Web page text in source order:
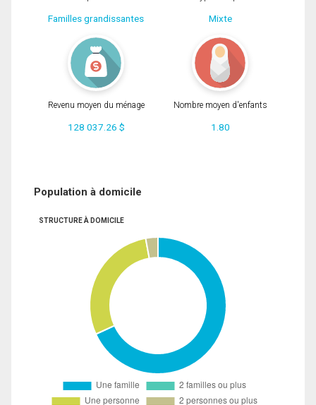
Familles grandissantes Mixte
Revenu moyen du ménage
128 037.26 $
Nombre moyen d'enfants
1.80
Population à domicile
STRUCTURE À DOMICILE